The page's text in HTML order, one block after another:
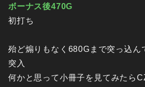
ボーナス後470G
初打ち
殆ど煽りもなく680Gまで突っ込ん
突入
何かと思って小冊子を見てみたら